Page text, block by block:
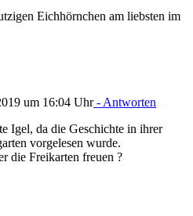
Eichhörnchen am liebsten im
um 16:04 Uhr- Antworten
Igel, da die Geschichte in ihrer
vorgelesen wurde.
die Freikarten freuen ?